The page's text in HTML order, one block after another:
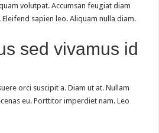
volutpat. Accumsan feugiat diam
sapien leo. Aliquam nulla diam.
sed vivamus id
orci suscipit a. Diam ut at. Nullam
eu. Porttitor imperdiet nam. Leo